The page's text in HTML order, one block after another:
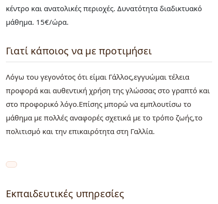
κέντρο και ανατολικές περιοχές. Δυνατότητα διαδικτυακό
μάθημα. 15€/ώρα.
Γιατί κάποιος να με προτιμήσει
Λόγω του γεγονότος ότι είμαι Γάλλος,εγγυώμαι τέλεια
προφορά και αυθεντική χρήση της γλώσσας στο γραπτό και
στο προφορικό λόγο.Επίσης μπορώ να εμπλουτίσω το
μάθημα με πολλές αναφορές σχετικά με το τρόπο ζωής,το
πολιτισμό και την επικαιρότητα στη Γαλλία.
Εκπαιδευτικές υπηρεσίες